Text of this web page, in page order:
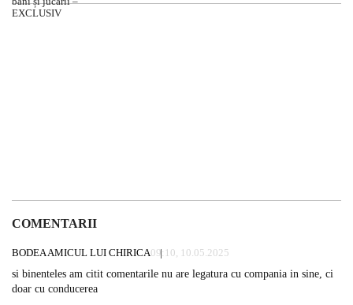
COMENTARII
BODEA AMICUL LUI CHIRICA09:10, 10.05.2025
si binenteles am citit comentarile nu are legatura cu compania in sine, ci
doar cu conducerea